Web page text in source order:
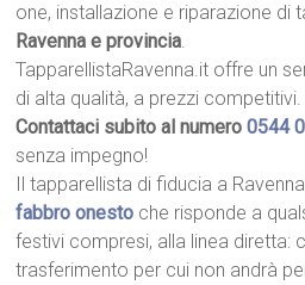
one, installazione e riparazione di
Ravenna e provincia.
TapparellistaRavenna.it offre un
di alta qualità, a prezzi competitivi.
Contattaci subito al numero0544
senza impegno!
Il tapparellista di fiducia a
fabbro onesto che risponde a
festivi compresi, alla linea diretta:
trasferimento per cui non andrà